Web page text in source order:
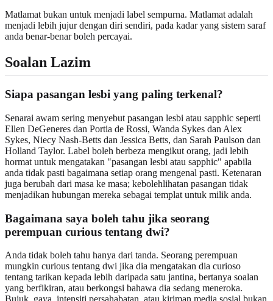
Matlamat bukan untuk menjadi label sempurna. Matlamat adalah
menjadi lebih jujur dengan diri sendiri, pada kadar yang sistem saraf
anda benar-benar boleh percayai.
Soalan Lazim
Siapa pasangan lesbi yang paling terkenal?
Senarai awam sering menyebut pasangan lesbi atau sapphic seperti
Ellen DeGeneres dan Portia de Rossi, Wanda Sykes dan Alex
Sykes, Niecy Nash-Betts dan Jessica Betts, dan Sarah Paulson dan
Holland Taylor. Label boleh berbeza mengikut orang, jadi lebih
hormat untuk mengatakan "pasangan lesbi atau sapphic" apabila
anda tidak pasti bagaimana setiap orang mengenal pasti. Ketenaran
juga berubah dari masa ke masa; kebolehlihatan pasangan tidak
menjadikan hubungan mereka sebagai templat untuk milik anda.
Bagaimana saya boleh tahu jika seorang
perempuan curious tentang dwi?
Anda tidak boleh tahu hanya dari tanda. Seorang perempuan
mungkin curious tentang dwi jika dia mengatakan dia curioso
tentang tarikan kepada lebih daripada satu jantina, bertanya soalan
yang berfikiran, atau berkongsi bahawa dia sedang meneroka.